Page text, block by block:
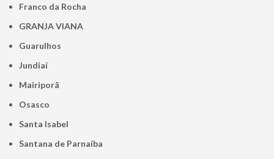
Franco da Rocha
GRANJA VIANA
Guarulhos
Jundiaí
Mairiporã
Osasco
Santa Isabel
Santana de Parnaíba